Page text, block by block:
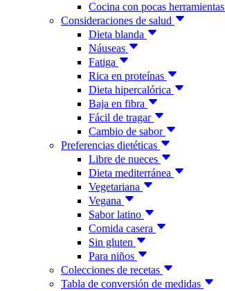
Cocina con pocas herramientas
Consideraciones de salud
Dieta blanda
Náuseas
Fatiga
Rica en proteínas
Dieta hipercalórica
Baja en fibra
Fácil de tragar
Cambio de sabor
Preferencias dietéticas
Libre de nueces
Dieta mediterránea
Vegetariana
Vegana
Sabor latino
Comida casera
Sin gluten
Para niños
Colecciones de recetas
Tabla de conversión de medidas